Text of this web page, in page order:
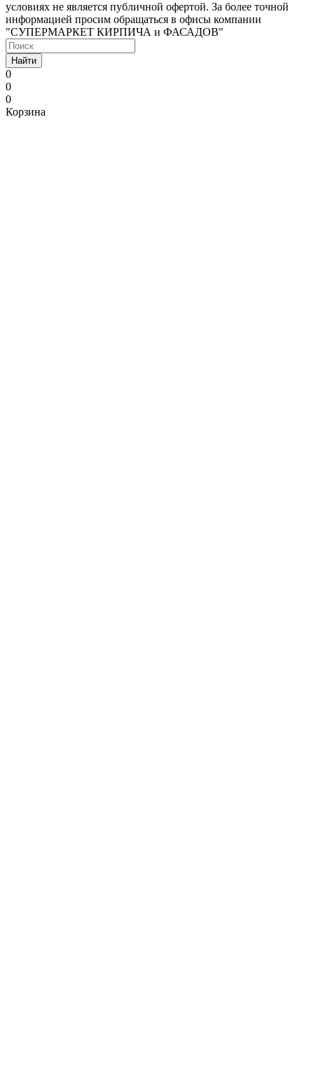
условиях не является публичной офертой. За более точной
информацией просим обращаться в офисы компании
"СУПЕРМАРКЕТ КИРПИЧА и ФАСАДОВ"
Найти
0
0
0
Корзина